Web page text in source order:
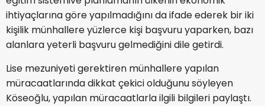
ihtiyaçlarına göre yapılmadığını da ifade ederek bir iki
kişilik münhallere yüzlerce kişi başvuru yaparken, bazı
alanlara yeterli başvuru gelmediğini dile getirdi.
Lise mezuniyeti gerektiren münhallere yapılan
müracaatlarında dikkat çekici olduğunu söyleyen
Köseoğlu, yapılan müracaatlarla ilgili bilgileri paylaştı.